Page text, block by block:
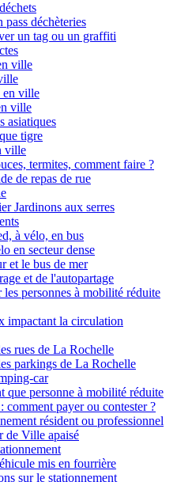
pass déchèteries
un tag ou un graffiti
ville
en ville
ville
asiatiques
tigre
ville
termites, comment faire ?
de repas de rue
Jardinons aux serres
à vélo, en bus
en secteur dense
et le bus de mer
et de l'autopartage
les personnes à mobilité réduite
impactant la circulation
rues de La Rochelle
parkings de La Rochelle
car
que personne à mobilité réduite
comment payer ou contester ?
résident ou professionnel
de Ville apaisé
mis en fourrière
sur le stationnement